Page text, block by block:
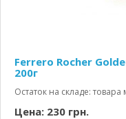
Ferrero Rocher
200г
Остаток на складе: товара
Цена: 230 грн.